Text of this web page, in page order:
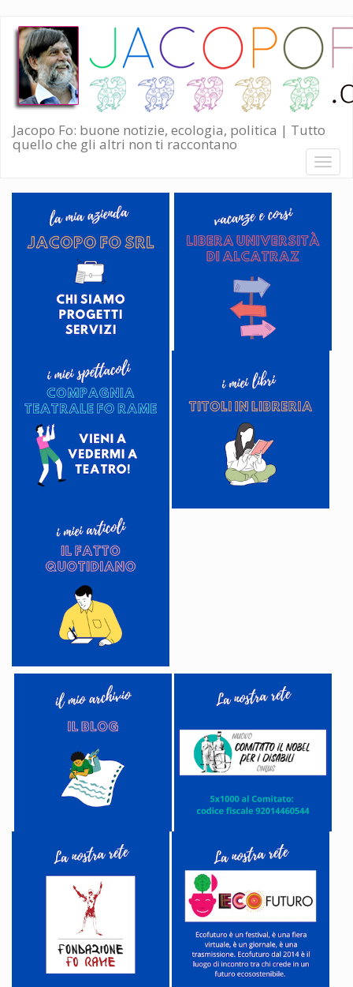
Salta
contenuto
principale
Jacopo Fo: buone notizie, ecologia, politica | Tutto
quello che gli altri non ti raccontano
Toggle